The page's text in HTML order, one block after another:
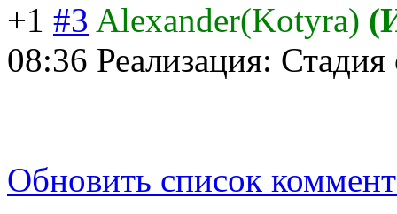
+1 #3 Alexander(Kotyra)
08:36 Реализация:
Обновить список